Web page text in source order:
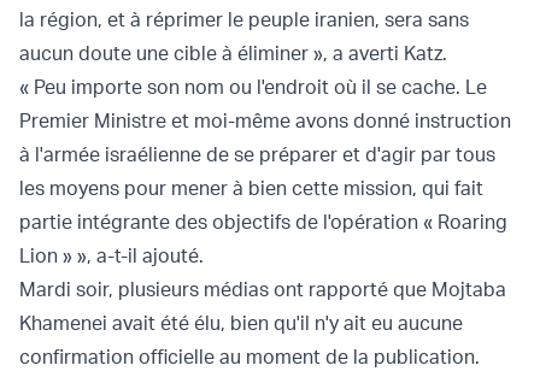
la région, et à réprimer le peuple iranien, sera sans
aucun doute une cible à éliminer », a averti Katz.
« Peu importe son nom ou l'endroit où il se cache. Le
Premier Ministre et moi-même avons donné instruction
à l'armée israélienne de se préparer et d'agir par tous
les moyens pour mener à bien cette mission, qui fait
partie intégrante des objectifs de l'opération « Roaring
Lion » », a-t-il ajouté.
Mardi soir, plusieurs médias ont rapporté que Mojtaba
Khamenei avait été élu, bien qu'il n'y ait eu aucune
confirmation officielle au moment de la publication.